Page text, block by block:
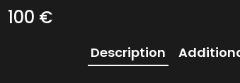
100 €
Description